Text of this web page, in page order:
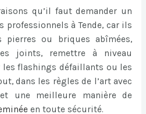
qu’il faut demander un
professionnels à Tende, car ils
pierres ou briques abîmées,
joints, remettre à niveau
les flashings défaillants ou les
dans les règles de l’art avec
une meilleure manière de
en toute sécurité.